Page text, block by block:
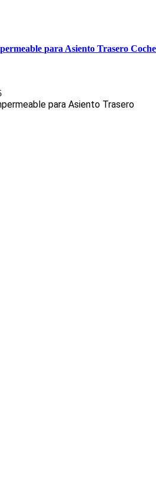
para Asiento Trasero Coche
para Asiento Trasero